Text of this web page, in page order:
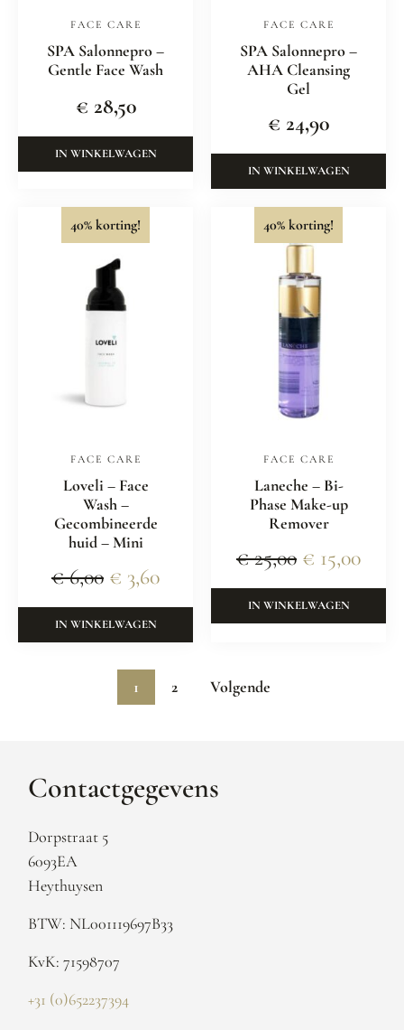
FACE CARE
SPA Salonnepro –
Gentle Face Wash
€ 28,50
IN WINKELWAGEN
FACE CARE
SPA Salonnepro –
AHA Cleansing
Gel
€ 24,90
IN WINKELWAGEN
40% korting!
FACE CARE
Loveli – Face
Wash –
Gecombineerde
huid – Mini
€6,00 € 3,60
IN WINKELWAGEN
40% korting!
FACE CARE
Laneche – Bi-
Phase Make-up
Remover
€25,00 € 15,00
IN WINKELWAGEN
1 2 Volgende
Contactgegevens
Dorpstraat 5
6093EA
Heythuysen
BTW: NL001119697B33
KvK: 71598707
+31 (0)652237394